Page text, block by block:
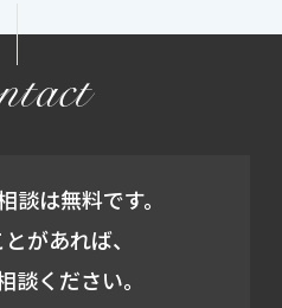
談は無料です。
があれば、
談ください。